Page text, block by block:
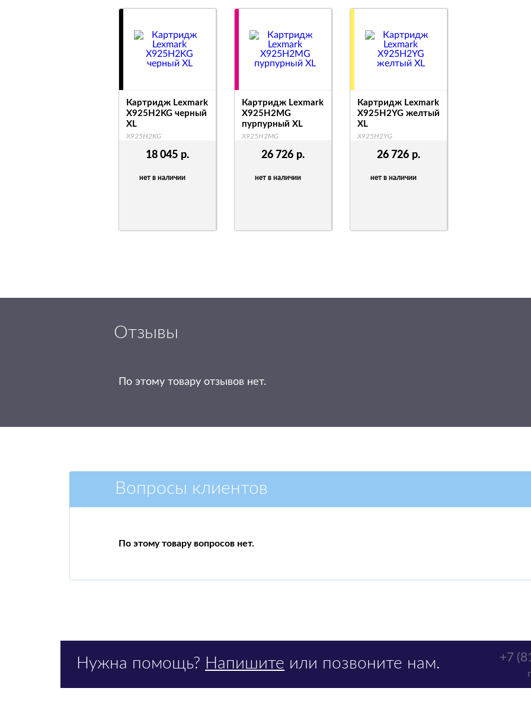
18 045 р.
нет в наличии
Картридж Lexmark
X925H2KG черный
XL
X925H2KG
26 726 р.
нет в наличии
Картридж Lexmark
X925H2MG
пурпурный XL
X925H2MG
26 726 р.
нет в наличии
Картридж Lexmark
X925H2YG желтый
XL
X925H2YG
Отзывы
По этому товару отзывов нет.
Вопросы клиентов
По этому товару вопросов нет.
+7
Нужна помощь? Напишите или позвоните нам.